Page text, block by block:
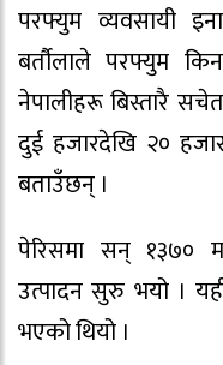
परफ्युम व्यवसायी
बर्तौलाले परफ्युम
नेपालीहरू बिस्तारै
दुई हजारदेखि २०
बताउँछन् ।
पेरिसमा सन् १३७०
उत्पादन सुरु भयो ।
भएको थियो ।